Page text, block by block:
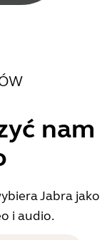
nam
Jabra jako
i audio.